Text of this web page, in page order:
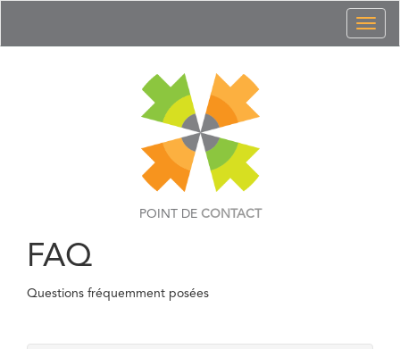
POINT DE CONTACT
FAQ
Questions fréquemment posées